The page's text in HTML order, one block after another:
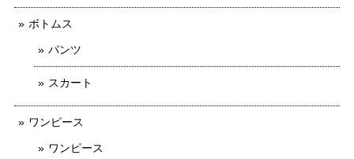
ボトムス
パンツ
スカート
ワンピース
ワンピース